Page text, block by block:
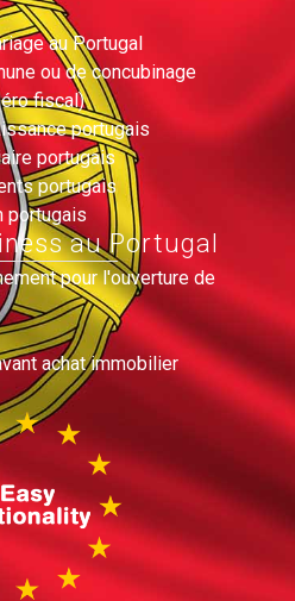
au Portugal
ou de concubinage
fiscal)
portugais
portugais
portugais
portugais
au Portugal
pour l'ouverture de
achat immobilier